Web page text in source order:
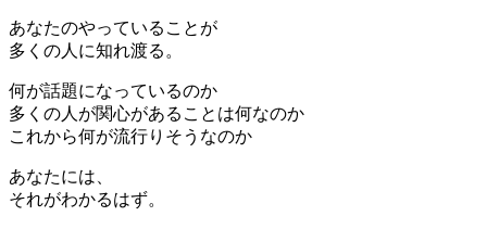
あなたのやっていることが
多くの人に知れ渡る。
何が話題になっているのか
多くの人が関心があることは何なのか
これから何が流行りそうなのか
あなたには、
それがわかるはず。